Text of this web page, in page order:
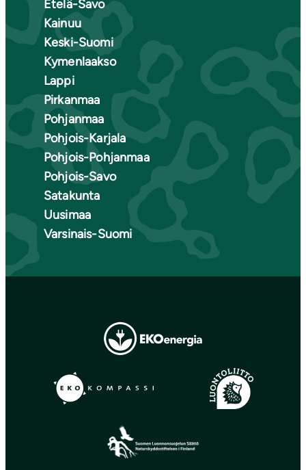
Etelä-Savo
Kainuu
Keski-Suomi
Kymenlaakso
Lappi
Pirkanmaa
Pohjanmaa
Pohjois-Karjala
Pohjois-Pohjanmaa
Pohjois-Savo
Satakunta
Uusimaa
Varsinais-Suomi